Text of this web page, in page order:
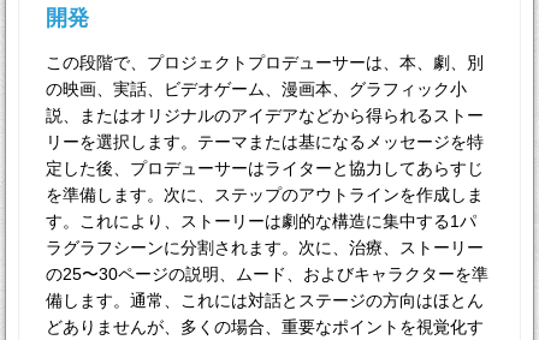
開発
この段階で、プロジェクトプロデューサーは、本、劇、別
の映画、実話、ビデオゲーム、漫画本、グラフィック小
説、またはオリジナルのアイデアなどから得られるストー
リーを選択します。テーマまたは基になるメッセージを特
定した後、プロデューサーはライターと協力してあらすじ
を準備します。次に、ステップのアウトラインを作成しま
す。これにより、ストーリーは劇的な構造に集中する1パ
ラグラフシーンに分割されます。次に、治療、ストーリー
の25〜30ページの説明、ムード、およびキャラクターを準
備します。通常、これには対話とステージの方向はほとん
どありませんが、多くの場合、重要なポイントを視覚化す